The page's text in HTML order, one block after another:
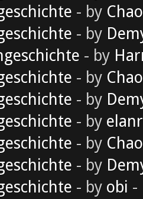
- by
- by
- by
- by
- by
- by
- by
- by
- by obi -